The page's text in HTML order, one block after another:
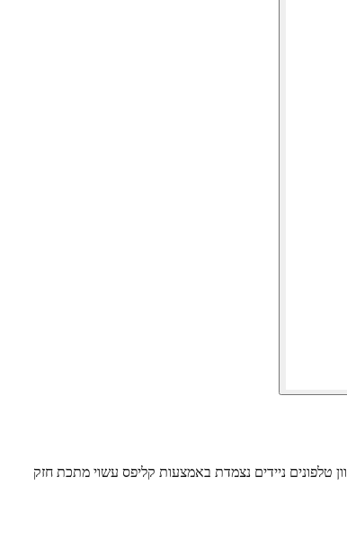
ויציב המתאים למגוון טלפונים ניידים נצמדת באמצעות קליפס עשוי מתכת חזק